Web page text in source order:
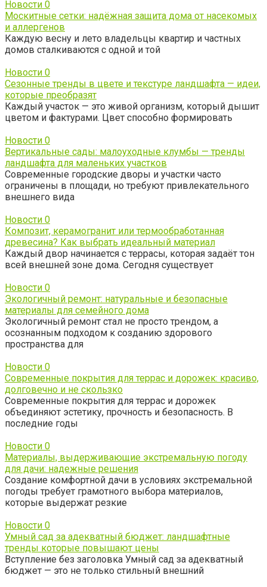
Новости 0
Москитные сетки: надёжная защита дома от насекомых
и аллергенов
Каждую весну и лето владельцы квартир и частных
домов сталкиваются с одной и той
Новости 0
Сезонные тренды в цвете и текстуре ландшафта — идеи,
которые преобразят
Каждый участок — это живой организм, который дышит
цветом и фактурами. Цвет способно формировать
Новости 0
Вертикальные сады: малоуходные клумбы — тренды
ландшафта для маленьких участков
Современные городские дворы и участки часто
ограничены в площади, но требуют привлекательного
внешнего вида
Новости 0
Композит, керамогранит или термообработанная
древесина? Как выбрать идеальный материал
Каждый двор начинается с террасы, которая задаёт тон
всей внешней зоне дома. Сегодня существует
Новости 0
Экологичный ремонт: натуральные и безопасные
материалы для семейного дома
Экологичный ремонт стал не просто трендом, а
осознанным подходом к созданию здорового
пространства для
Новости 0
Современные покрытия для террас и дорожек: красиво,
долговечно и не скользко
Современные покрытия для террас и дорожек
объединяют эстетику, прочность и безопасность. В
последние годы
Новости 0
Материалы, выдерживающие экстремальную погоду
для дачи: надежные решения
Создание комфортной дачи в условиях экстремальной
погоды требует грамотного выбора материалов,
которые выдержат резкие
Новости 0
Умный сад за адекватный бюджет: ландшафтные
тренды которые повышают цены
Вступление без заголовка Умный сад за адекватный
бюджет — это не только стильный внешний